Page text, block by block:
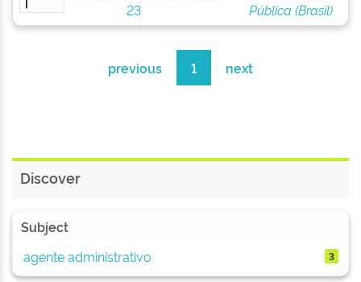
23
Pública (Brasil)
previous 1 next
Discover
Subject
agente administrativo
3